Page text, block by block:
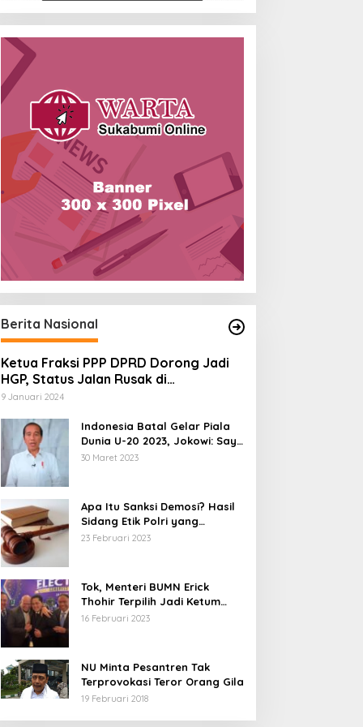
Berita Nasional
Ketua Fraksi PPP DPRD Dorong Jadi
HGP, Status Jalan Rusak di
Tegalbuleud Sukabumi yang Viral
9 Januari 2024
Indonesia Batal Gelar Piala
Dunia U-20 2023, Jokowi: Saya
Juga Kecewa dan Sedih
30 Maret 2023
Apa Itu Sanksi Demosi? Hasil
Sidang Etik Polri yang
Diterima Bharada E
23 Februari 2023
Tok, Menteri BUMN Erick
Thohir Terpilih Jadi Ketum
PSSI.
16 Februari 2023
NU Minta Pesantren Tak
Terprovokasi Teror Orang Gila
19 Februari 2018